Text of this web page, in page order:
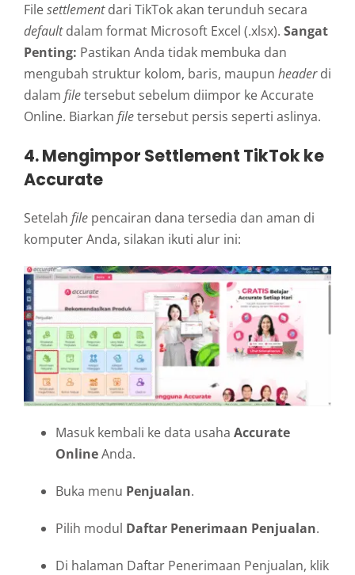
Filesettlementdari TikTok akan terunduh secara
defaultdalam format Microsoft Excel (.xlsx). Sangat
Penting: Pastikan Anda tidak membuka dan
mengubah struktur kolom, baris, maupun headerdi
dalam filetersebut sebelum diimpor ke Accurate
Online. Biarkan filetersebut persis seperti aslinya.
4. Mengimpor Settlement TikTok ke
Accurate
Setelah file pencairan dana tersedia dan aman di
komputer Anda, silakan ikuti alur ini:
Masuk kembali ke data usaha Accurate
OnlineAnda.
Buka menu Penjualan.
Pilih modul Daftar Penerimaan Penjualan.
Di halaman Daftar Penerimaan Penjualan, klik